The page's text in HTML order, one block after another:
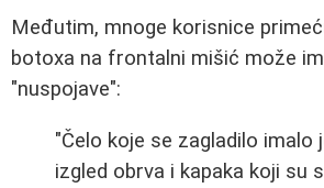
Međutim, mnoge korisnice
botoxa na frontalni mišić može
"nuspojave":
"Čelo koje se zagladilo imalo
izgled obrva i kapaka koji su